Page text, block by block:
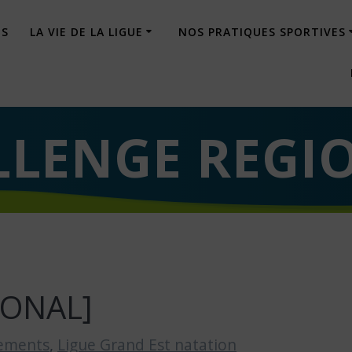
LA VIE DE LA LIGUE NOS PRATIQUES SPORTIVES
, Ligue Grand Est natation